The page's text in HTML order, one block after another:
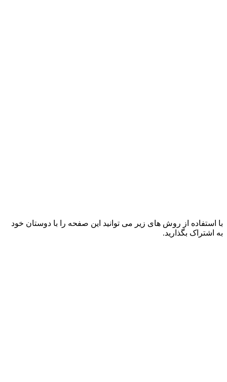
با استفاده از روش های زیر می توانید این صفحه را با دوستان خود
به اشتراک بگذارید.